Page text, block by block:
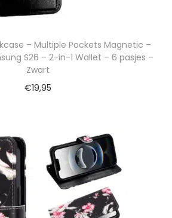
– Multiple Pockets Magnetic –
S26 – 2-in-1 Wallet – 6 pasjes –
Zwart
€19,95